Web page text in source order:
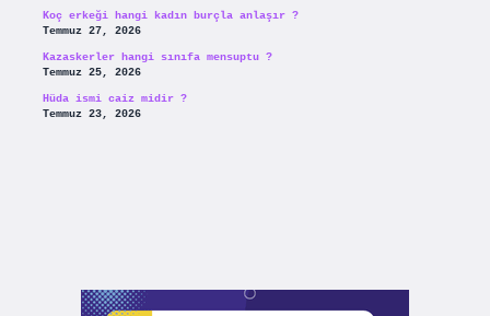
Koç erkeği hangi kadın burçla anlaşır ?
Temmuz 27, 2026
Kazaskerler hangi sınıfa mensuptu ?
Temmuz 25, 2026
Hüda ismi caiz midir ?
Temmuz 23, 2026